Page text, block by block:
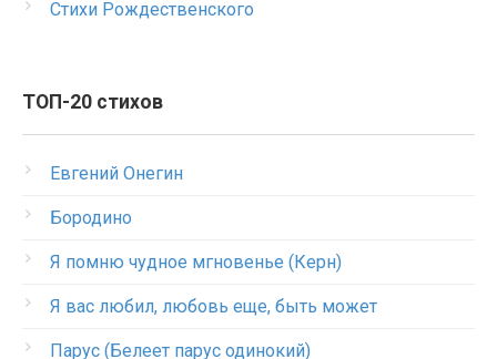
Стихи Рождественского
ТОП-20 стихов
Евгений Онегин
Бородино
Я помню чудное мгновенье (Керн)
Я вас любил, любовь еще, быть может
Парус (Белеет парус одинокий)